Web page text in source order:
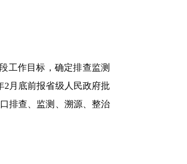
作目标，确定排查监测
2月底前报省级人民政府批
排查、监测、溯源、整治